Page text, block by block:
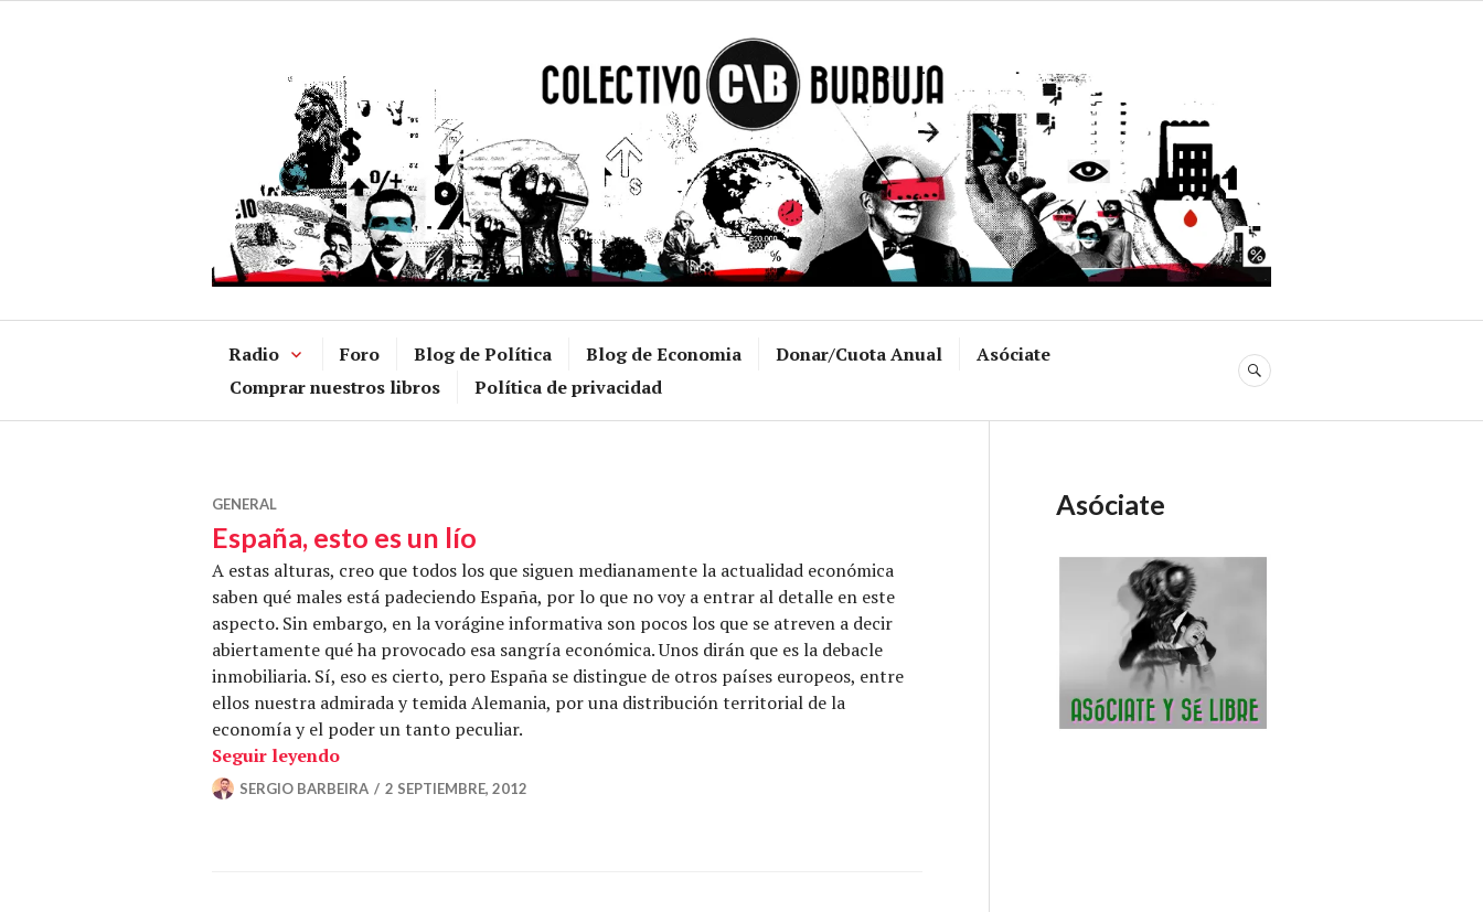
Radio Foro Blog de Política Blog de Economia Donar/Cuota Anual
Asóciate
Comprar nuestros libros
Política de privacidad
BUSCAR
GENERAL
España, esto es un lío
A estas alturas, creo que todos los que siguen medianamente la actualidad económica
saben qué males está padeciendo España, por lo que no voy a entrar al detalle en este
aspecto. Sin embargo, en la vorágine informativa son pocos los que se atreven a decir
abiertamente qué ha provocado esa sangría económica. Unos dirán que es la debacle
inmobiliaria. Sí, eso es cierto, pero España se distingue de otros países europeos, entre
ellos nuestra admirada y temida Alemania, por una distribución territorial de la
economía y el poder un tanto peculiar.
Seguir leyendo«España, esto es un lío»
SERGIO BARBEIRA 2 SEPTIEMBRE, 2012
Asóciate